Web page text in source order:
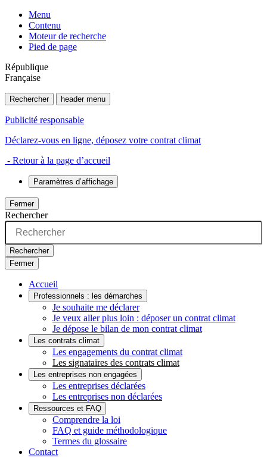
Menu
Contenu
Moteur de recherche
Pied de page
République
Française
Rechercher header menu
Publicité responsable
Déclarez-vous en ligne, déposez votre contrat climat
- Retour à la page d’accueil
Paramètres d’affichage
Fermer
Rechercher
Rechercher
Fermer
Accueil
Professionnels : les démarches
Je souhaite me déclarer
Je veux aller plus loin : déposer un contrat climat
Je dépose le bilan de mon contrat climat
Les contrats climat
Les engagements du contrat climat
Les signataires des contrats climat
Les entreprises non engagées
Les entreprises déclarées
Les entreprises non déclarées
Ressources et FAQ
Comprendre la loi
FAQ et guide méthodologique
Termes du glossaire
Contact